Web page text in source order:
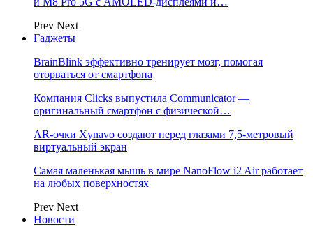
Prev Next
Гаджеты
BrainBlink эффективно тренирует мозг, помогая
оторваться от смартфона
Компания Clicks выпустила Communicator —
оригинальный смартфон с физической…
AR-очки Xynavo создают перед глазами 7,5-метровый
виртуальный экран
Самая маленькая мышь в мире NanoFlow i2 Air работает
на любых поверхностях
Prev Next
Новости